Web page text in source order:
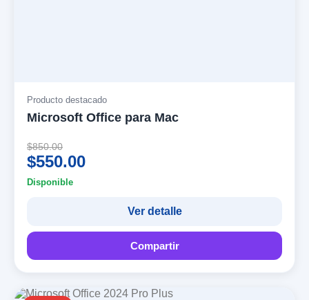
Producto destacado
Microsoft Office para Mac
$850.00
$550.00
Disponible
Ver detalle
Compartir